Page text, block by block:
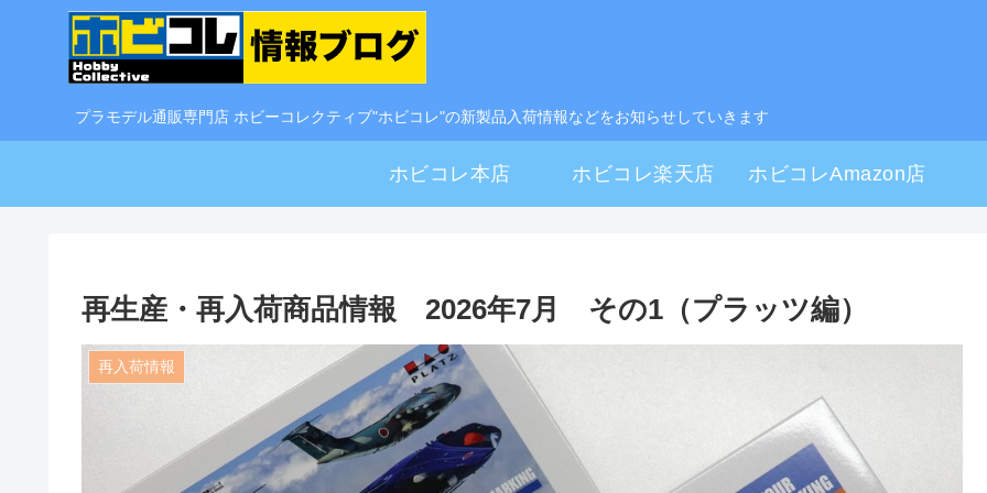
プラモデル通販専門店 ホビーコレクティブ"ホビコレ"の新製品入荷情報などをお知らせしていきます
ホビコレ本店 ホビコレ楽天店 ホビコレAmazon店
再生産・再入荷商品情報 2026年7月 その1（プラッツ編）
再入荷情報